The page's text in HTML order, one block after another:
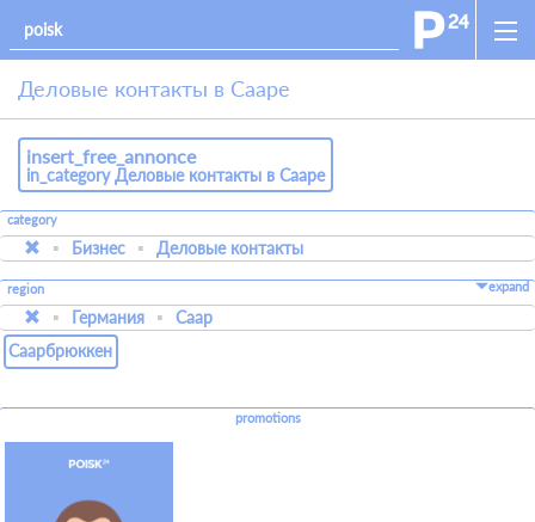
Деловые контакты в Сааре
insert_free_annonce
in_category Деловые контакты в Сааре
category
Бизнес Деловые контакты
region expand
Германия
Саар
Саарбрюккен
promotions